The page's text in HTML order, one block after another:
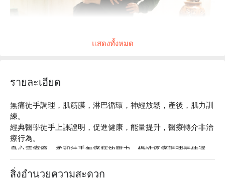
แสดงทั้งหมด
รายละเอียด
無痛徒手調理，肌筋膜，淋巴循環，神經放鬆，產後，肌力訓
練。
經典醫學徒手上課證明，促進健康，能量提升，醫療轉介非治
療行為。
⾝⼼靈療癒，柔和徒手無痛釋放壓力，慢性疼痛調理最佳選
擇。
Jones Strain Counterstrain，SCS筋膜拮抗鬆弛術。
สิ่งอำนวยความสะดวก